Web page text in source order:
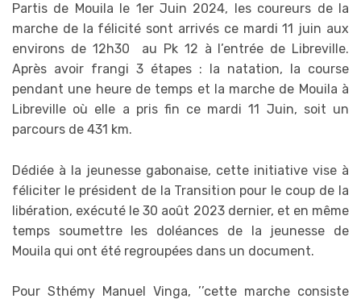
Partis de Mouila le 1er Juin 2024, les coureurs de la
marche de la félicité sont arrivés ce mardi 11 juin aux
environs de 12h30 au Pk 12 à l’entrée de Libreville.
Après avoir frangi 3 étapes : la natation, la course
pendant une heure de temps et la marche de Mouila à
Libreville où elle a pris fin ce mardi 11 Juin, soit un
parcours de 431 km.
Dédiée à la jeunesse gabonaise, cette initiative vise à
féliciter le président de la Transition pour le coup de la
libération, exécuté le 30 août 2023 dernier, et en même
temps soumettre les doléances de la jeunesse de
Mouila qui ont été regroupées dans un document.
Pour Sthémy Manuel Vinga, ’’cette marche consiste